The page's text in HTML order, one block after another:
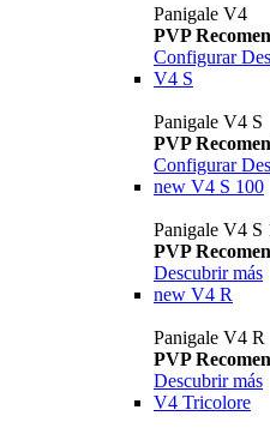
Panigale V4
PVP
Configurar
V4 S
Panigale V4 S
PVP
Configurar
new V4 S 100
Panigale V4 S
PVP
Descubrir más
new V4 R
Panigale V4 R
PVP
Descubrir más
V4 Tricolore